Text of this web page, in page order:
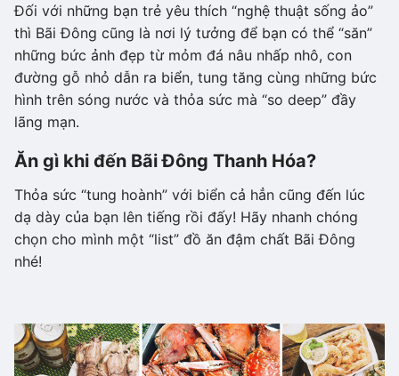
Đối với những bạn trẻ yêu thích “nghệ thuật sống ảo”
thì Bãi Đông cũng là nơi lý tưởng để bạn có thể “săn”
những bức ảnh đẹp từ mỏm đá nâu nhấp nhô, con
đường gỗ nhỏ dẫn ra biển, tung tăng cùng những bức
hình trên sóng nước và thỏa sức mà “so deep” đầy
lãng mạn.
Ăn gì khi đến Bãi Đông Thanh Hóa?
Thỏa sức “tung hoành” với biển cả hẳn cũng đến lúc
dạ dày của bạn lên tiếng rồi đấy! Hãy nhanh chóng
chọn cho mình một “list” đồ ăn đậm chất Bãi Đông
nhé!